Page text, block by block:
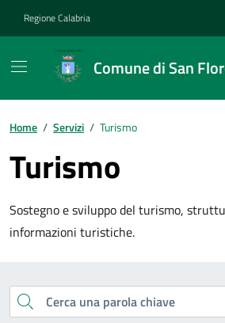
Regione Calabria
Comune di San
Home / Servizi / Turismo
Turismo
Sostegno e sviluppo del turismo,
informazioni turistiche.
Esplora tutti i servizi
Cerca una parola chiave